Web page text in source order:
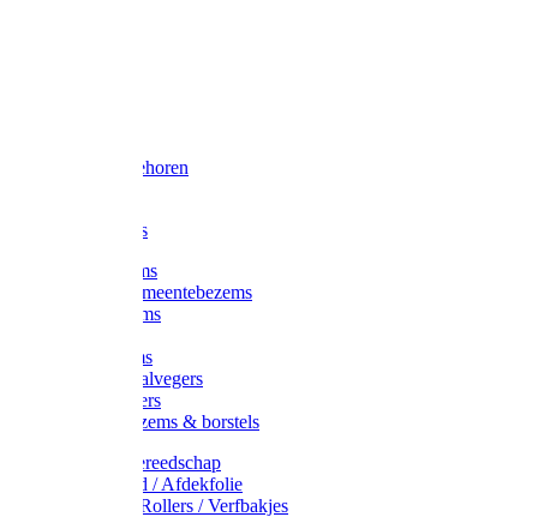
Slede toebehoren
Composters
Straatbezems
Stads- / Gemeentebezems
Terrasbezems
Gootbezems
Kamer-/Zaalvegers
Vloertrekkers
Onkruidbezems & borstels
Schildersgereedschap
Afplakband / Afdekfolie
Kwasten / Rollers / Verfbakjes